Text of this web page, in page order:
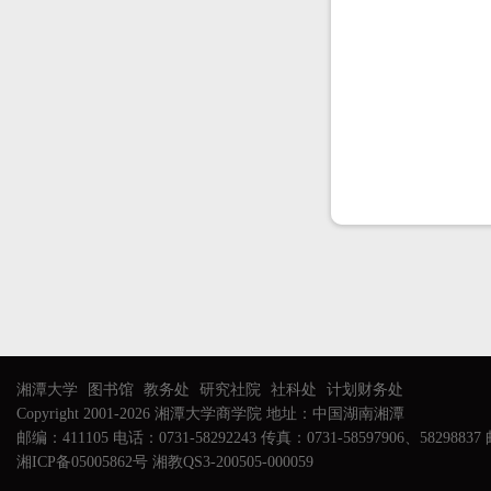
湘潭大学 图书馆 教务处 研究社院 社科处
计划财务处
Copyright 2001-2026 湘潭大学商学院 地址：中国湖南湘潭
邮编：411105 电话：0731-58292243 传真：0731-58597906、58298837
湘ICP备05005862号 湘教QS3-200505-000059